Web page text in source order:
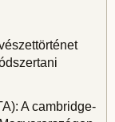
A cambridge-